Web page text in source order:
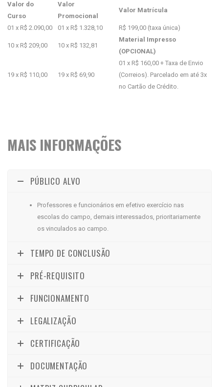
Valor do
Curso
Valor
Promocional
Valor Matrícula
01 x R$ 2.090,00 01 x R$ 1.328,10 R$ 199,00 (taxa única)
10 x R$ 209,00 10 x R$ 132,81
Material Impresso
(OPCIONAL)
19 x R$ 110,00 19 x R$ 69,90
01 x R$ 160,00 + Taxa de Envio
(Correios). Parcelado em até 3x
no Cartão de Crédito.
MAIS INFORMAÇÕES
PÚBLICO ALVO
Professores e funcionários em efetivo exercício nas
escolas do campo, demais interessados, prioritariamente
os vinculados ao campo.
TEMPO DE CONCLUSÃO
PRÉ-REQUISITO
FUNCIONAMENTO
LEGALIZAÇÃO
CERTIFICAÇÃO
DOCUMENTAÇÃO